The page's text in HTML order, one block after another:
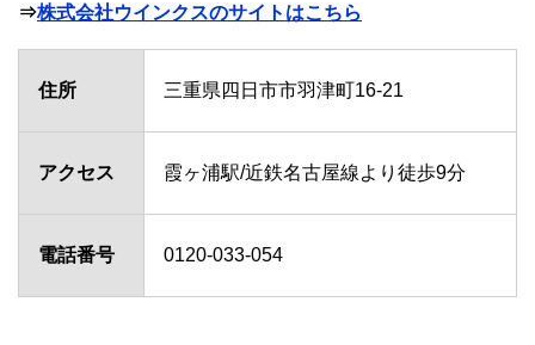
⇒株式会社ウインクスのサイトはこちら
住所 三重県四日市市羽津町16-21
アクセス 霞ヶ浦駅/近鉄名古屋線より徒歩9分
電話番号 0120-033-054